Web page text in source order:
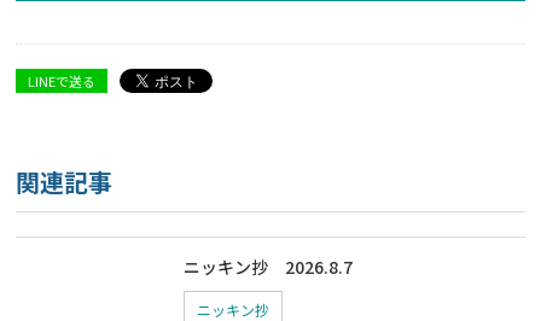
LINEで送る
関連記事
ニッキン抄 2026.8.7
ニッキン抄